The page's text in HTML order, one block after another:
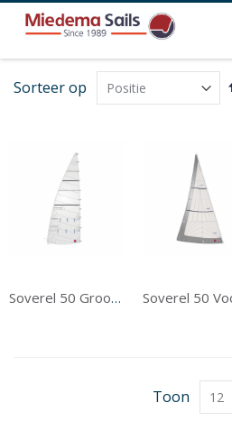
Sorteer op
Soverel 50 Grootzeil
Toon